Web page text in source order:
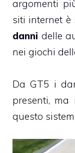
argomenti
siti internet è
danni delle
nei giochi
Da GT5 i
presenti,
questo